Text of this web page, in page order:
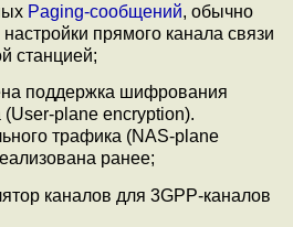
Paging-сообщений, обычно
прямого канала связи
станцией;
поддержка шифрования
plane encryption).
трафика (NAS-plane
ранее;
каналов для 3GPP-каналов